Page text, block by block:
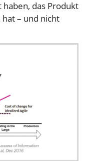
das Produkt
– und nicht